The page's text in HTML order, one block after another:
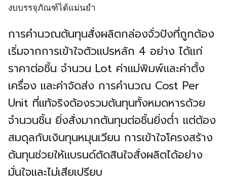
งบบรรจุภัณฑ์ได้แม่นยำ
การคำนวณต้นทุนสั่งผลิตกล่องจั่วปังที่ถูกต้อง
เริ่มจากการเข้าใจตัวแปรหลัก 4 อย่าง ได้แก่
ราคาต่อชิ้น จำนวน Lot ค่าแม่พิมพ์และค่าตั้ง
เครื่อง และค่าจัดส่ง การคำนวณ Cost Per
Unit ที่แท้จริงต้องรวมต้นทุนทั้งหมดหารด้วย
จำนวนชิ้น ยิ่งสั่งมากต้นทุนต่อชิ้นยิ่งต่ำ แต่ต้อง
สมดุลกับเงินทุนหมุนเวียน การเข้าใจโครงสร้าง
ต้นทุนช่วยให้แบรนด์ตัดสินใจสั่งผลิตได้อย่าง
มั่นใจและไม่เสียเปรียบ